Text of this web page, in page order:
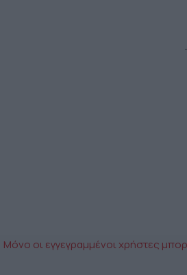
Μόνο οι εγγεγραμμένοι χρήστες